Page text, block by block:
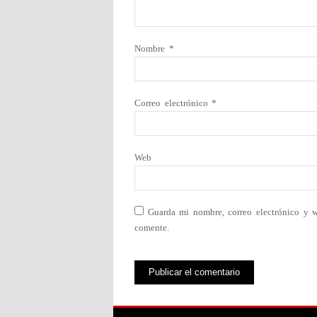
Nombre *
Correo electrónico*
Web
Guarda mi nombre, correo electrónico y
comente.